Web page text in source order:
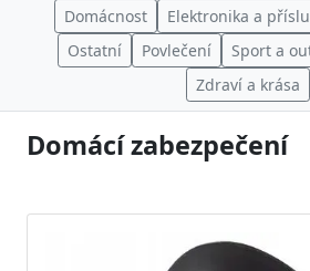
Domácnost
Elektronika a
Ostatní
Povlečení Sport a
Zdraví a krása
Domácí zabezpečení